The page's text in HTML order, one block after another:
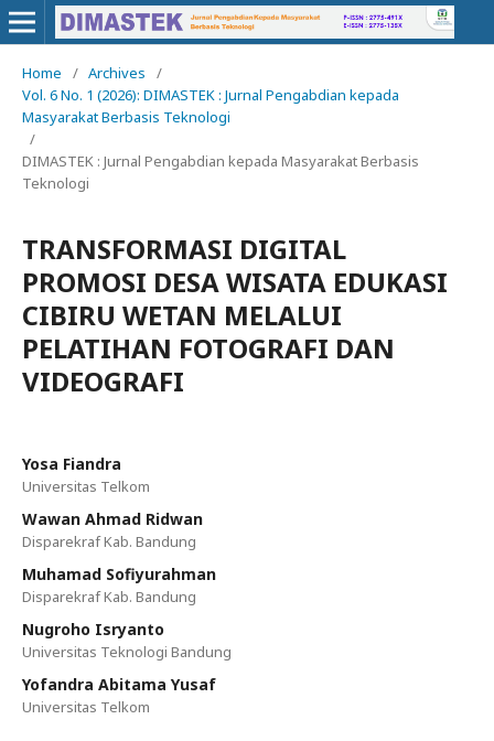
Home / Archives
/
Vol. 6 No. 1 (2026): DIMASTEK : Jurnal Pengabdian kepada
Masyarakat Berbasis Teknologi
/
DIMASTEK : Jurnal Pengabdian kepada Masyarakat Berbasis
Teknologi
TRANSFORMASI DIGITAL
PROMOSI DESA WISATA EDUKASI
CIBIRU WETAN MELALUI
PELATIHAN FOTOGRAFI DAN
VIDEOGRAFI
Yosa Fiandra
Universitas Telkom
Wawan Ahmad Ridwan
Disparekraf Kab. Bandung
Muhamad Sofiyurahman
Disparekraf Kab. Bandung
Nugroho Isryanto
Universitas Teknologi Bandung
Yofandra Abitama Yusaf
Universitas Telkom